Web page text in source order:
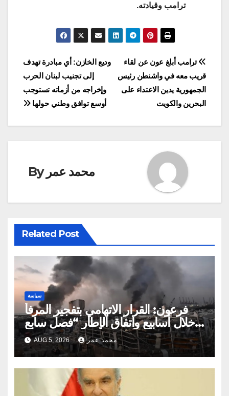
ترامب وقيادته.
Post
navigation
وديع الخازن: أي مبادرة تهدف
إلى تجنيب لبنان الحرب
وإخراجه من أزماته تستوجب
أوسع توافق وطني حولها
ترامب أبلغ عون عن لقاء
قريب معه في واشنطن رئيس
الجمهورية يدين الاعتداء على
البحرين والكويت
By محمد عمر
Related Post
سياسة
فرعون: القرار الاتهامي بتفجير المرفأ
خلال أسابيع واتفاق الإطار “فصل سابع
ونصف”
AUG 5, 2026 محمد عمر